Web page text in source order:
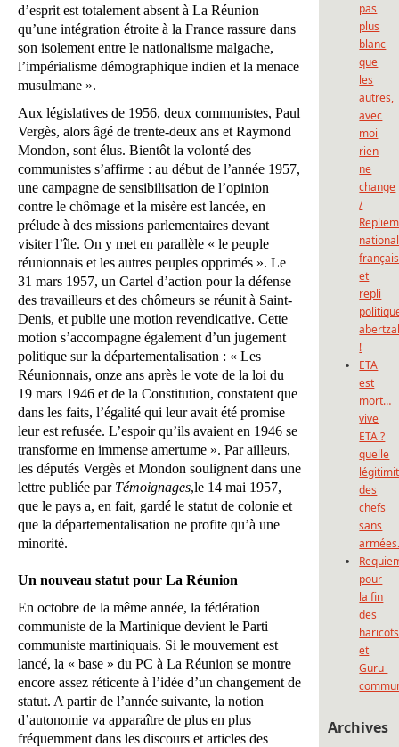
d’esprit est totalement absent à La Réunion
qu’une intégration étroite à la France rassure dans
son isolement entre le nationalisme malgache,
l’impérialisme démographique indien et la menace
musulmane ».
Aux législatives de 1956, deux communistes, Paul
Vergès, alors âgé de trente-deux ans et Raymond
Mondon, sont élus. Bientôt la volonté des
communistes s’affirme : au début de l’année 1957,
une campagne de sensibilisation de l’opinion
contre le chômage et la misère est lancée, en
prélude à des missions parlementaires devant
visiter l’île. On y met en parallèle « le peuple
réunionnais et les autres peuples opprimés ». Le
31 mars 1957, un Cartel d’action pour la défense
des travailleurs et des chômeurs se réunit à Saint-
Denis, et publie une motion revendicative. Cette
motion s’accompagne également d’un jugement
politique sur la départementalisation : « Les
Réunionnais, onze ans après le vote de la loi du
19 mars 1946 et de la Constitution, constatent que
dans les faits, l’égalité qui leur avait été promise
leur est refusée. L’espoir qu’ils avaient en 1946 se
transforme en immense amertume ». Par ailleurs,
les députés Vergès et Mondon soulignent dans une
lettre publiée par Témoignages,le 14 mai 1957,
que le pays a, en fait, gardé le statut de colonie et
que la départementalisation ne profite qu’à une
minorité.
Un nouveau statut pour La Réunion
En octobre de la même année, la fédération
communiste de la Martinique devient le Parti
communiste martiniquais. Si le mouvement est
lancé, la « base » du PC à La Réunion se montre
encore assez réticente à l’idée d’un changement de
statut. A partir de l’année suivante, la notion
d’autonomie va apparaître de plus en plus
fréquemment dans les discours et articles des
pas
plus
blanc
que
les
autres,
avec
moi
rien
ne
change
/
et
repli
!
ETA
est
mort…
vive
ETA ?
quelle
des
chefs
sans
pour
la fin
des
et
Guru-
Archives